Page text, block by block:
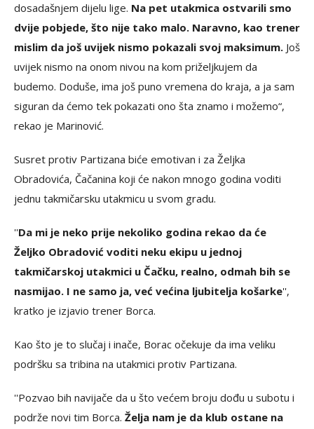
dosadašnjem dijelu lige. Na pet utakmica ostvarili smo
dvije pobjede, što nije tako malo. Naravno, kao trener
mislim da još uvijek nismo pokazali svoj maksimum. Još
uvijek nismo na onom nivou na kom priželjkujem da
budemo. Doduše, ima još puno vremena do kraja, a ja sam
siguran da ćemo tek pokazati ono šta znamo i možemo“,
rekao je Marinović.
Susret protiv Partizana biće emotivan i za Željka
Obradovića, Čačanina koji će nakon mnogo godina voditi
jednu takmičarsku utakmicu u svom gradu.
''Da mi je neko prije nekoliko godina rekao da će
Željko Obradović voditi neku ekipu u jednoj
takmičarskoj utakmici u Čačku, realno, odmah bih se
nasmijao. I ne samo ja, već većina ljubitelja košarke'',
kratko je izjavio trener Borca.
Kao što je to slučaj i inače, Borac očekuje da ima veliku
podršku sa tribina na utakmici protiv Partizana.
''Pozvao bih navijače da u što većem broju dođu u subotu i
podrže novi tim Borca. Želja nam je da klub ostane na